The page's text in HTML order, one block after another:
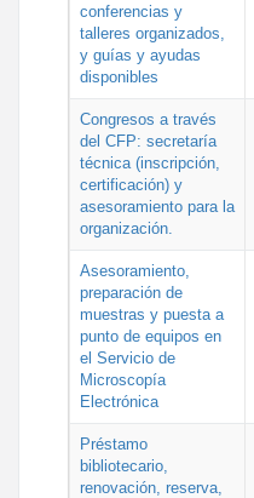
conferencias y
talleres organizados,
y guías y ayudas
disponibles
Congresos a través
del CFP: secretaría
técnica (inscripción,
certificación) y
asesoramiento para la
organización.
Asesoramiento,
preparación de
muestras y puesta a
punto de equipos en
el Servicio de
Microscopía
Electrónica
Préstamo
bibliotecario,
renovación, reserva,